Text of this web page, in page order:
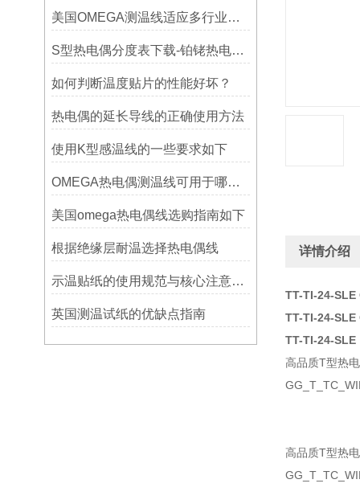
美国OMEGA测温线适应多行业需求
S型热电偶分度表下载-铂铑热电偶分度表
如何判断温度贴片的性能好坏？
热电偶的延长导线的正确使用方法
使用K型感温线的一些要求如下
OMEGA热电偶测温线可用于哪些领域
美国omega热电偶线选购指南如下
根据绝缘层耐温选择热电偶线
示温贴纸的使用规范与核心注意事项解读
英国测温试纸的优缺点指南
详情介绍
TT-TI-24-SLE
TT-TI-24-SLE
TT-TI-24-SLE
高品质T型热
高品质T型热